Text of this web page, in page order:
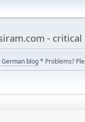
-
German blog* Problems?